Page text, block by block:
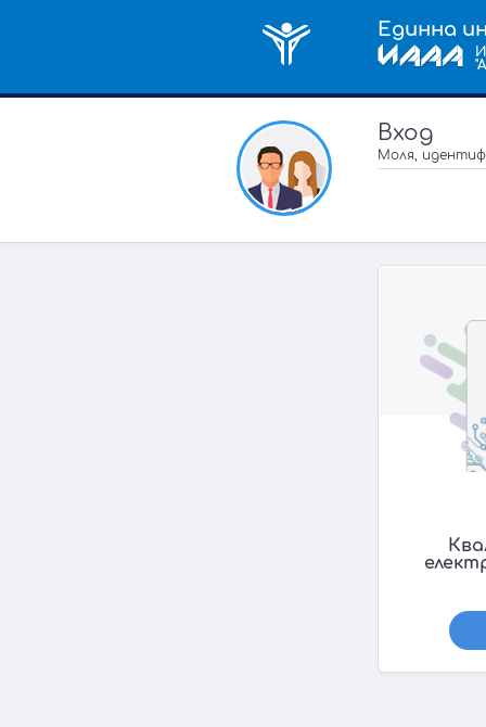
Единна
Вход
Моля,